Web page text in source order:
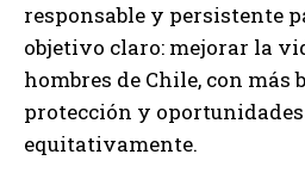
responsable y persistente
objetivo claro: mejorar la
hombres de Chile, con más
protección y
equitativamente.